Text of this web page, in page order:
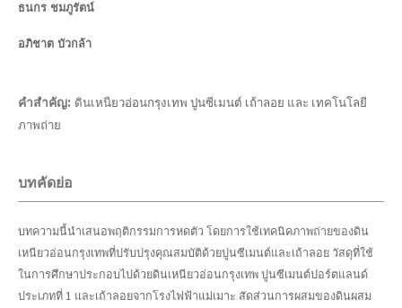
ธนกร ชมภูรัตน์
อภิชาต บัวกล้า
คำสำคัญ: ดินเหนียวอ่อนกรุงเทพ ปูนซีเมนต์ เถ้าลอย และ เทคโนโลยี
ภาพถ่าย
บทคัดย่อ
บทความนี้นำเสนอพฤติกรรมการหดตัว โดยการใช้เทคนิคภาพถ่ายของดิน
เหนียวอ่อนกรุงเทพที่ปรับปรุงคุณสมบัติด้วยปูนซีเมนต์และเถ้าลอย วัสดุที่ใช้
ในการศึกษาประกอบไปด้วยดินเหนียวอ่อนกรุงเทพ ปูนซีเมนต์ปอร์ตแลนด์
ประเภทที่ 1 และเถ้าลอยจากโรงไฟฟ้าแม่เมาะ สัดส่วนการผสมของดินผสม